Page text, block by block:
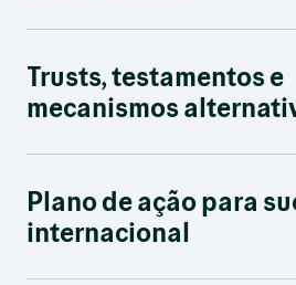
Trusts, testamentos e
mecanismos
Plano de ação para
internacional